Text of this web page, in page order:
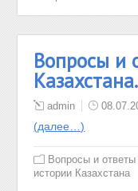
Вопросы и
admin
(далее…)
Вопросы и ответы
истории Казахстана